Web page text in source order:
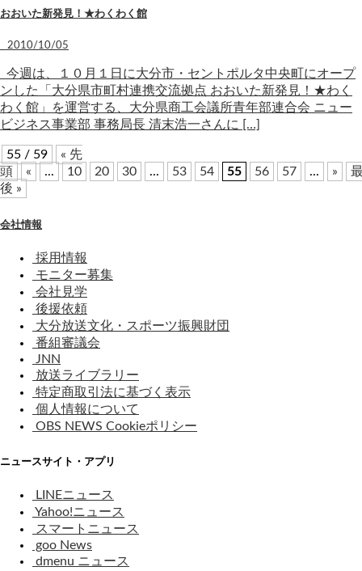
おおいた新発見！★わくわく館
2010/10/05
今週は、１０月１日に大分市・セントポルタ中央町にオープ
ンした「大分県市町村連携交流拠点 おおいた新発見！★わく
わく館」を運営する、大分県商工会議所青年部連合会 ニュー
ビジネス事業部 事務局長 清末浩一さんに […]
55 / 59
« 先
頭
« ... 10 20 30 ... 53 54 55 56 57 ... »
後 »
会社情報
採用情報
モニター募集
会社見学
後援依頼
大分放送文化・スポーツ振興財団
番組審議会
JNN
放送ライブラリー
特定商取引法に基づく表示
個人情報について
OBS NEWS Cookieポリシー
ニュースサイト・アプリ
LINEニュース
Yahoo!ニュース
スマートニュース
goo News
dmenu ニュース